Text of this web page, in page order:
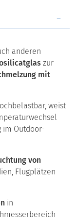
anderen
zur
mit
weist
im Outdoor-
von
Flugplätzen
in